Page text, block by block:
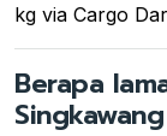
kg via Cargo
Berapa